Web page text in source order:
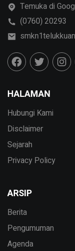
Temuka di
(0760) 20293
HALAMAN
Hubungi Kami
Disclaimer
Sejarah
Privacy Policy
ARSIP
Berita
Pengumuman
Agenda